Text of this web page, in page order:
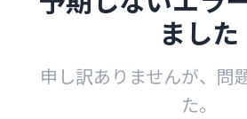
ました
申し訳ありませんが、問
た。